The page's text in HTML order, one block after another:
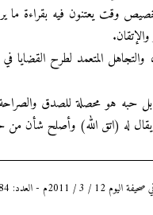
وقت يعتنون فيه بقراءة
المتعمد لطرح القضايا
هو محصلة للصدق
له (اتق الله) وأصلح شأن
- العدد: 13784.